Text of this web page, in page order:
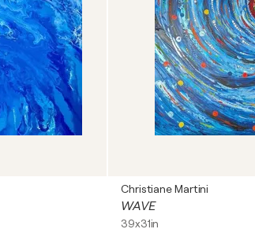
Christiane Martini
WAVE
39x31in